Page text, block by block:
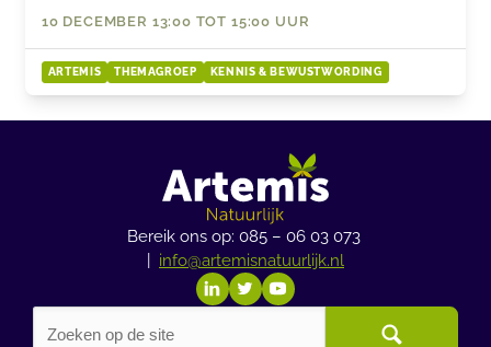
10 DECEMBER 13:00 TOT 15:00 UUR
ARTEMIS THEMAGROEP KENNIS & BEWUSTWORDING
Bereik ons op: 085 – 06 03 073
info@artemisnatuurlijk.nl